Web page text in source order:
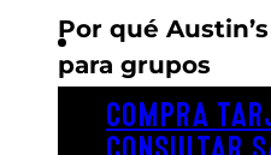
TARJETAS DE
COMPRA
CONSULTAR
Por qué
para grupos
En Austin’s